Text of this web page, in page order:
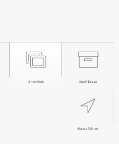
Nachlässe
Artothek
Kunstführer